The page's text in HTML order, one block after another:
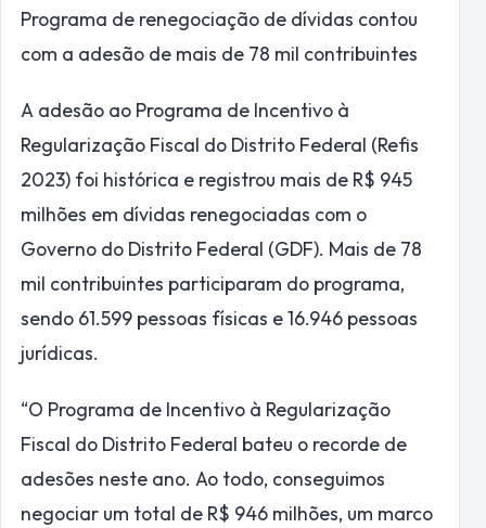
Programa de renegociação de dívidas contou
com a adesão de mais de 78 mil contribuintes
A adesão ao Programa de Incentivo à
Regularização Fiscal do Distrito Federal (Refis
2023) foi histórica e registrou mais de R$ 945
milhões em dívidas renegociadas com o
Governo do Distrito Federal (GDF). Mais de 78
mil contribuintes participaram do programa,
sendo 61.599 pessoas físicas e 16.946 pessoas
jurídicas.
“O Programa de Incentivo à Regularização
Fiscal do Distrito Federal bateu o recorde de
adesões neste ano. Ao todo, conseguimos
negociar um total de R$ 946 milhões, um marco